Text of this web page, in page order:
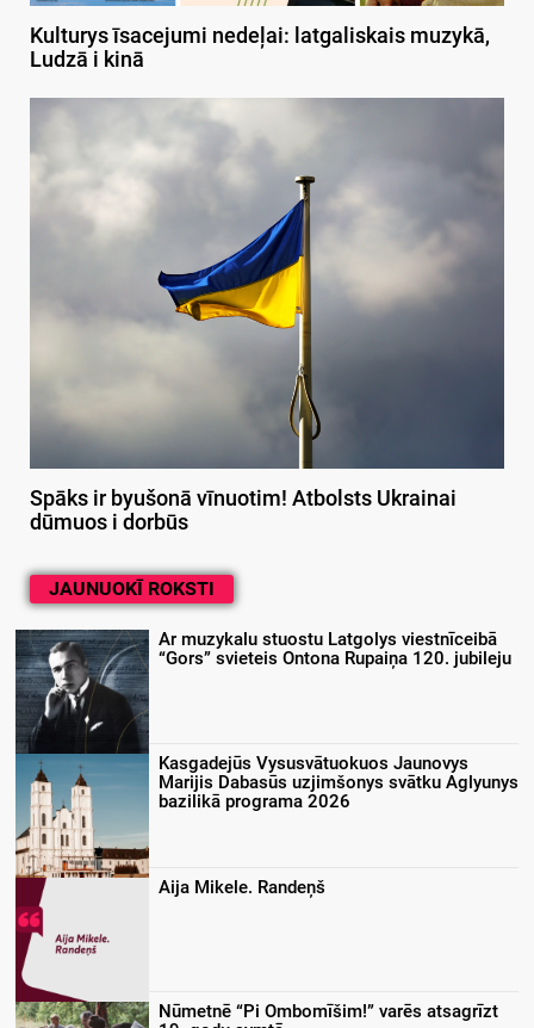
Kulturys īsacejumi nedeļai: latgaliskais muzykā,
Ludzā i kinā
Spāks ir byušonā vīnuotim! Atbolsts Ukrainai
dūmuos i dorbūs
JAUNUOKĪ ROKSTI
Ar muzykalu stuostu Latgolys viestnīceibā
“Gors” svieteis Ontona Rupaiņa 120. jubileju
Kasgadejūs Vysusvātuokuos Jaunovys
Marijis Dabasūs uzjimšonys svātku Aglyunys
bazilikā programa 2026
Aija Mikele. Randeņš
Nūmetnē “Pi Ombomīšim!” varēs atsagrīzt